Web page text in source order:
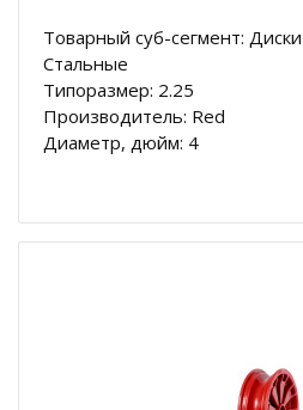
Товарный суб-сегмент:
Стальные
Типоразмер: 2.25
Производитель: Red
Диаметр, дюйм: 4